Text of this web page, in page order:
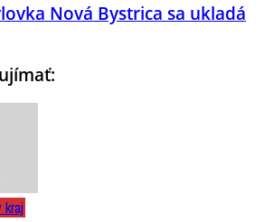
Nová Bystrica sa ukladá
kraj